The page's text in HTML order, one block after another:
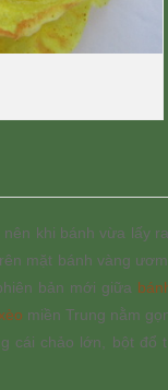
nên khi bánh vừa lấy
mặt bánh vàng
bản mới giữa
miền Trung nằm
cái chảo lớn, bột